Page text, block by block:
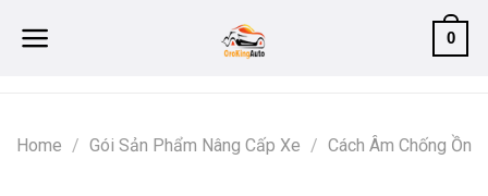
0
Home / Gói Sản Phẩm Nâng Cấp Xe / Cách Âm Chống Ồn